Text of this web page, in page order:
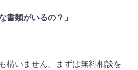
書類がいるの？」
構いません。まずは無料相談を